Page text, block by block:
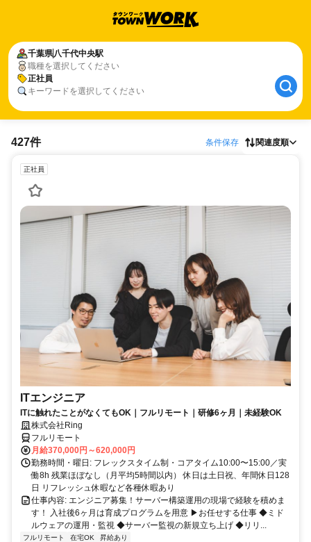
千葉県八千代中央駅
職種を選択してください
正社員
キーワードを選択してください
427件 条件保存 関連度順
正社員
ITエンジニア
ITに触れたことがなくてもOK｜フルリモート｜研修6ヶ月｜未経験OK
株式会社Ring
フルリモート
月給370,000円～620,000円
勤務時間・曜日: フレックスタイム制・コアタイム10:00〜15:00／実
働8h 残業ほぼなし（月平均5時間以内） 休日は土日祝、年間休日128
日 リフレッシュ休暇など各種休暇あり
仕事内容: エンジニア募集！サーバー構築運用の現場で経験を積めま
す！ 入社後6ヶ月は育成プログラムを用意 ▶お任せする仕事 ◆ミド
ルウェアの運用・監視 ◆サーバー監視の新規立ち上げ ◆リリ...
フルリモート 在宅OK 昇給あり